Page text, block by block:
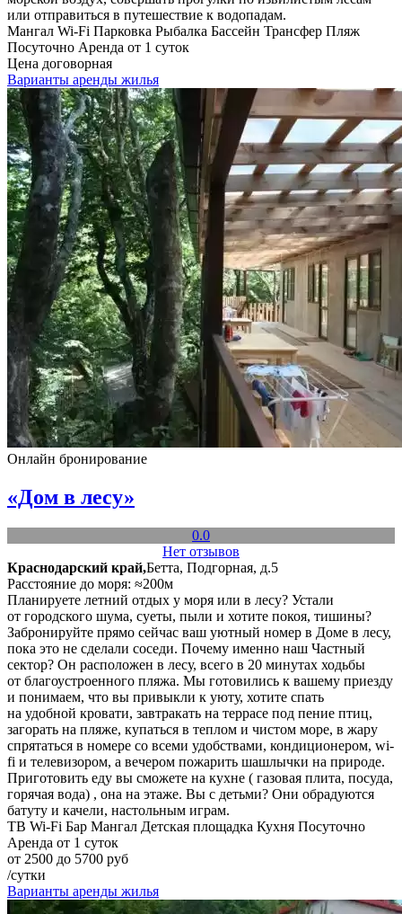
или отправиться в путешествие к водопадам.
Мангал Wi-Fi Парковка Рыбалка Бассейн Трансфер Пляж
Посуточно Аренда от 1 суток
Цена договорная
Варианты аренды жилья
Онлайн бронирование
«Дом в лесу»
0.0
Нет отзывов
Краснодарский край,Бетта, Подгорная, д.5
Расстояние до моря: ≈200м
Планируете летний отдых у моря или в лесу? Устали
от городского шума, суеты, пыли и хотите покоя, тишины?
Забронируйте прямо сейчас ваш уютный номер в Доме в лесу,
пока это не сделали соседи. Почему именно наш Частный
сектор? Он расположен в лесу, всего в 20 минутах ходьбы
от благоустроенного пляжа. Мы готовились к вашему приезду
и понимаем, что вы привыкли к уюту, хотите спать
на удобной кровати, завтракать на террасе под пение птиц,
загорать на пляже, купаться в теплом и чистом море, в жару
спрятаться в номере со всеми удобствами, кондиционером, wi-
fi и телевизором, а вечером пожарить шашлычки на природе.
Приготовить еду вы сможете на кухне ( газовая плита, посуда,
горячая вода) , она на этаже. Вы с детьми? Они обрадуются
батуту и качели, настольным играм.
ТВ Wi-Fi Бар Мангал Детская площадка Кухня Посуточно
Аренда от 1 суток
от 2500 до 5700 руб
/сутки
Варианты аренды жилья